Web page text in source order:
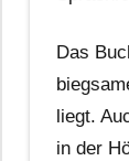
Das
liegt.
in der